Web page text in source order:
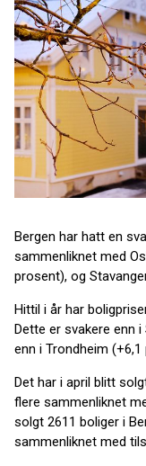
Bergen har hatt en
sammenliknet med
prosent), og
Hittil i år har
Dette er svakere enn
enn i Trondheim
Det har i april blitt
flere sammenliknet
solgt 2611 boliger i
sammenliknet med